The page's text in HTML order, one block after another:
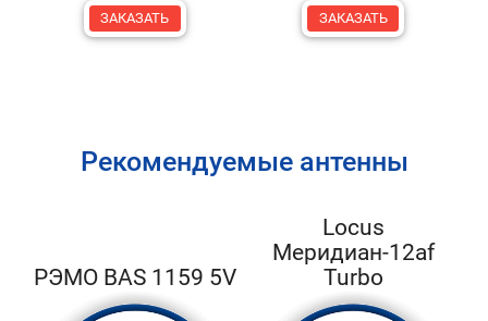
ЗАКАЗАТЬ ЗАКАЗАТЬ
Рекомендуемые антенны
РЭМО BAS 1159 5V
Locus
Меридиан-12af
Turbo